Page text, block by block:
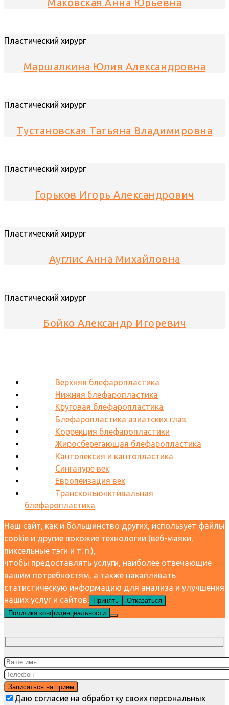
Пластический хирург
Маршалкина Юлия Александровна
Пластический хирург
Тустановская Татьяна Владимировна
Пластический хирург
Горьков Игорь Александрович
Пластический хирург
Ауглис Анна Михайловна
Пластический хирург
Бойко Александр Игоревич
Верхняя блефаропластика
Нижняя блефаропластика
Круговая блефаропластика
Блефаропластика азиатских глаз
Коррекция блефаропластики
Жиросберегающая блефаропластика
Кантопексия и кантопластика
Сингапуре век
Европеизация век
Трансконъюнктивальная
блефаропластика
Наш сайт, как и большинство других, использует файлы
cookie и другие похожие технологии (веб-маяки,
пиксельные тэги и т. п.),
чтобы предоставлять услуги, наиболее отвечающие
вашим потребностям, а также накапливать
статистическую информацию для анализа и улучшения
наших услуг и сайтов.
Принять
Отказаться
Политика конфиденциальности
Даю согласие на обработку своих персональных